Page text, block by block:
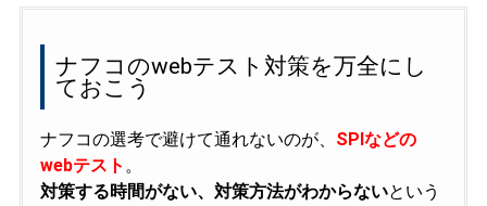
ナフコのwebテスト対策を万全にし
ておこう
ナフコの選考で避けて通れないのが、 SPIなどの
webテスト 。
対策する時間がない、対策方法がわからないという